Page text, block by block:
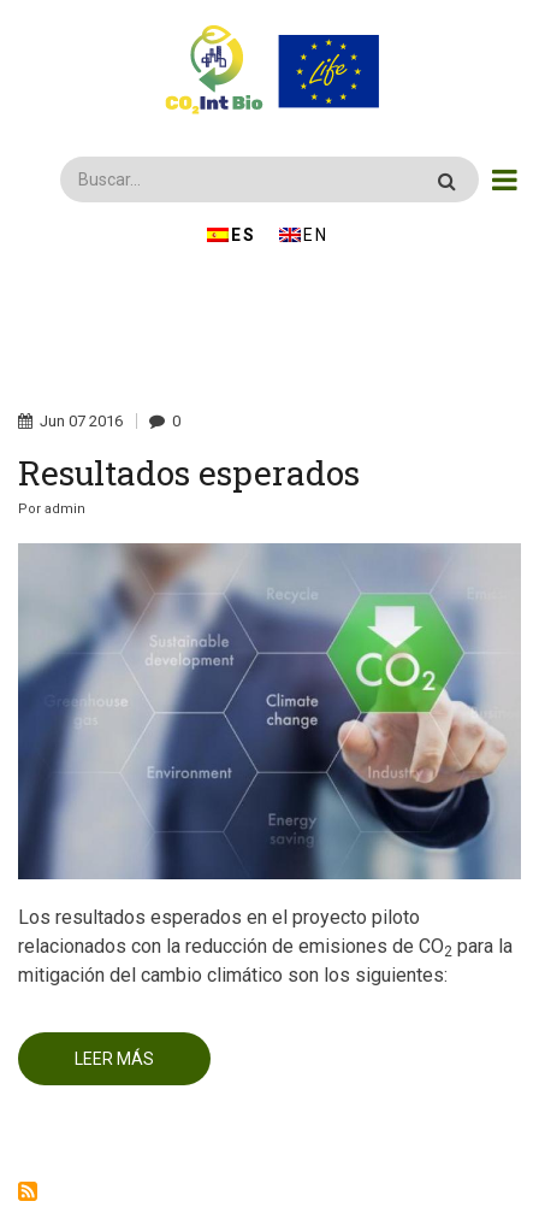
Buscar
ESPAÑOLENGLISH
Jun 07 2016 0
Resultados esperados
Por admin
Los resultados esperados en el proyecto piloto
relacionados con la reducción de emisiones de CO2 para la
mitigación del cambio climático son los siguientes:
LEER MÁS
RESULTADOS